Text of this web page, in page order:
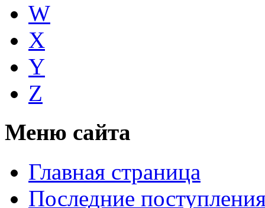
W
X
Y
Z
Меню сайта
Главная страница
Последние